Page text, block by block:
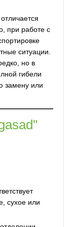
отличается
при работе с
ситуации.
но в
гибели
замену или
сухое или